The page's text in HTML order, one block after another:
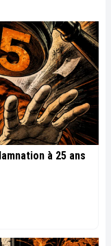
à 25 ans